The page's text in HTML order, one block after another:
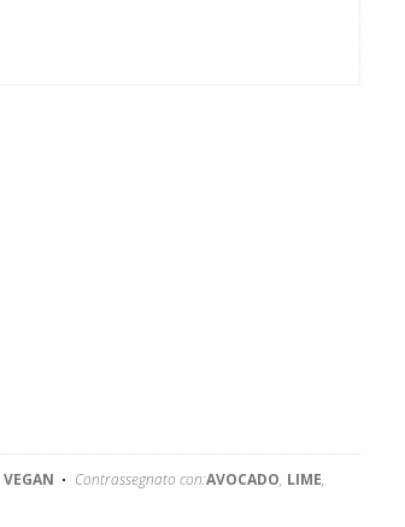
VEGAN Contrassegnato con:AVOCADO, LIME,